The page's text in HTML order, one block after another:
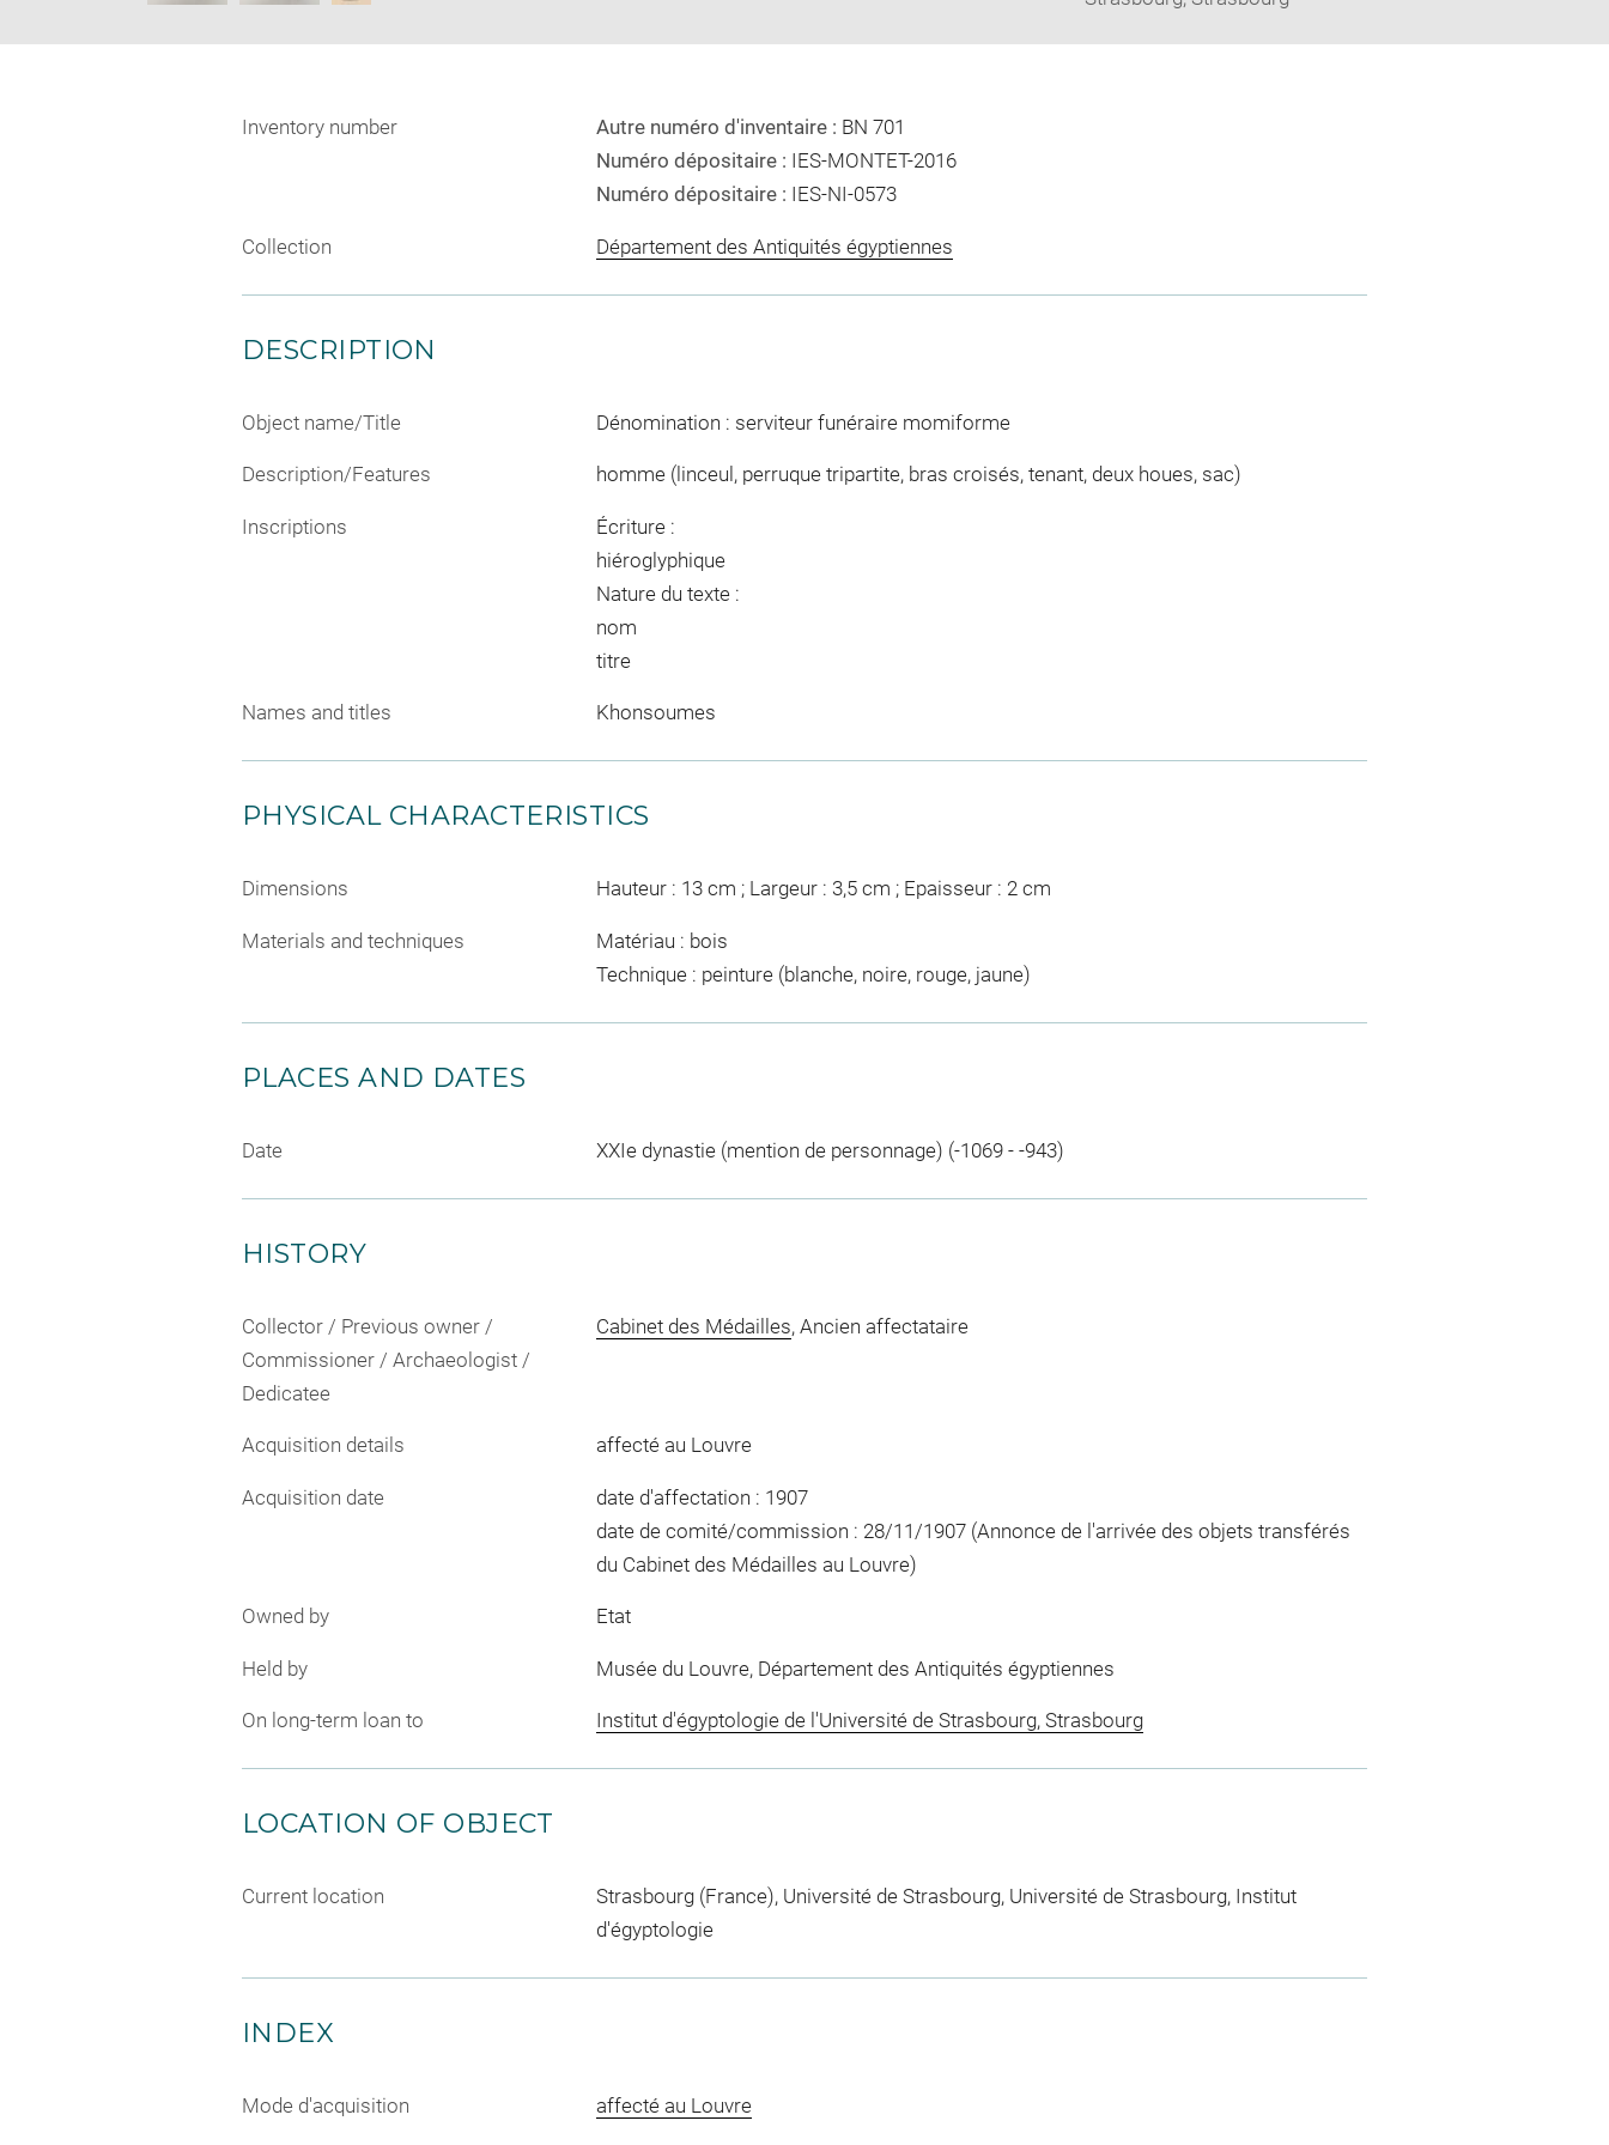
Inventory number Autre numéro d'inventaire : BN 701
Numéro dépositaire : IES-MONTET-2016
Numéro dépositaire : IES-NI-0573
Collection Département des Antiquités égyptiennes
DESCRIPTION
Object name/Title Dénomination : serviteur funéraire momiforme
Description/Features homme (linceul, perruque tripartite, bras croisés, tenant, deux houes, sac)
Inscriptions
Écriture :
hiéroglyphique
Nature du texte :
nom
titre
Names and titles Khonsoumes
PHYSICAL CHARACTERISTICS
Dimensions Hauteur : 13 cm ; Largeur : 3,5 cm ; Epaisseur : 2 cm
Materials and techniques
Matériau : bois
Technique : peinture (blanche, noire, rouge, jaune)
PLACES AND DATES
Date XXIe dynastie (mention de personnage) (-1069 - -943)
HISTORY
Collector / Previous owner /
Commissioner / Archaeologist /
Dedicatee
Cabinet des Médailles, Ancien affectataire
Acquisition details affecté au Louvre
Acquisition date
date d'affectation : 1907
date de comité/commission : 28/11/1907 (Annonce de l'arrivée des objets transférés
du Cabinet des Médailles au Louvre)
Owned by Etat
Held by Musée du Louvre, Département des Antiquités égyptiennes
On long-term loan to Institut d'égyptologie de l'Université de Strasbourg, Strasbourg
LOCATION OF OBJECT
Current location
Strasbourg (France), Université de Strasbourg, Université de Strasbourg, Institut
d'égyptologie
INDEX
Mode d'acquisition affecté au Louvre